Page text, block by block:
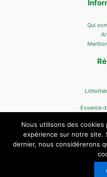
Qui
Essence
Copyright ©
Nous utilisons des cookies
expérience sur notre site.
dernier, nous considérerons